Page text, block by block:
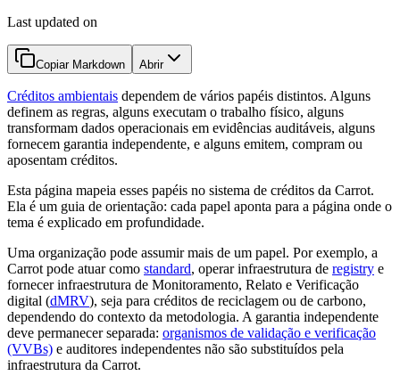
Last updated on
Copiar Markdown Abrir
Créditos ambientais dependem de vários papéis distintos. Alguns
definem as regras, alguns executam o trabalho físico, alguns
transformam dados operacionais em evidências auditáveis, alguns
fornecem garantia independente, e alguns emitem, compram ou
aposentam créditos.
Esta página mapeia esses papéis no sistema de créditos da Carrot.
Ela é um guia de orientação: cada papel aponta para a página onde o
tema é explicado em profundidade.
Uma organização pode assumir mais de um papel. Por exemplo, a
Carrot pode atuar como standard, operar infraestrutura de registry e
fornecer infraestrutura de Monitoramento, Relato e Verificação
digital (dMRV), seja para créditos de reciclagem ou de carbono,
dependendo do contexto da metodologia. A garantia independente
deve permanecer separada: organismos de validação e verificação
(VVBs) e auditores independentes não são substituídos pela
infraestrutura da Carrot.